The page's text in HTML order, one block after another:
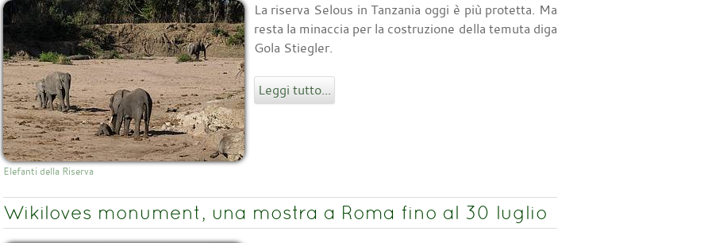
Elefanti della Riserva
La riserva Selous in Tanzania oggi è più protetta. Ma
resta la minaccia per la costruzione della temuta diga
Gola Stiegler.
Leggi tutto...
Wikiloves monument, una mostra a Roma fino al 30 luglio